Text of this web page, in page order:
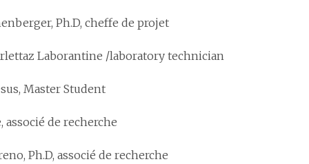
Ph.D, cheffe de projet
Laborantine /laboratory technician
Master Student
associé de recherche
Ph.D, associé de recherche